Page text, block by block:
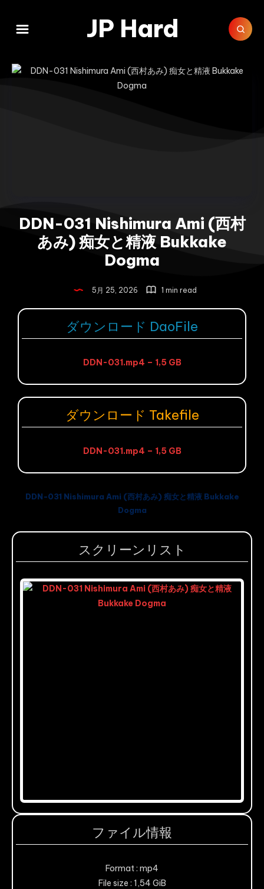
JP Hard
DDN-031 Nishimura Ami (西村
あみ) 痴女と精液 Bukkake
Dogma
5月 25, 2026 1 min read
ダウンロード DaoFile
DDN-031.mp4 – 1,5 GB
ダウンロード Takefile
DDN-031.mp4 – 1,5 GB
DDN-031 Nishimura Ami (西村あみ) 痴女と精液 Bukkake
Dogma
スクリーンリスト
ファイル情報
Format : mp4
File size : 1,54 GiB